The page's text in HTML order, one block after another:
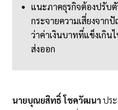
แนะภาคธุรกิจต้องปรับ
กระจายความเสี่ยงจา
ว่าค่าเงินบาทที่แข็งเกิน
ส่งออก
นายบุณยสิทธิ์ โชควัฒนา ปร